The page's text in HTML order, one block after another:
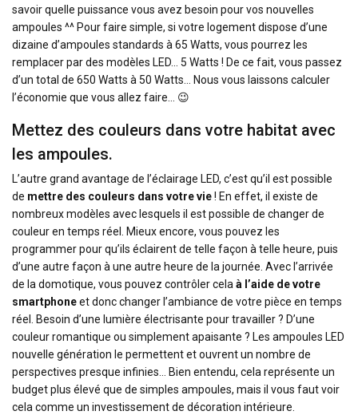
savoir quelle puissance vous avez besoin pour vos nouvelles
ampoules ^^ Pour faire simple, si votre logement dispose d’une
dizaine d’ampoules standards à 65 Watts, vous pourrez les
remplacer par des modèles LED… 5 Watts ! De ce fait, vous passez
d’un total de 650 Watts à 50 Watts… Nous vous laissons calculer
l’économie que vous allez faire… 😉
Mettez des couleurs dans votre habitat avec
les ampoules.
L’autre grand avantage de l’éclairage LED, c’est qu’il est possible
de mettre des couleurs dans votre vie! En effet, il existe de
nombreux modèles avec lesquels il est possible de changer de
couleur en temps réel. Mieux encore, vous pouvez les
programmer pour qu’ils éclairent de telle façon à telle heure, puis
d’une autre façon à une autre heure de la journée. Avec l’arrivée
de la domotique, vous pouvez contrôler cela à l’aide de votre
smartphoneet donc changer l’ambiance de votre pièce en temps
réel. Besoin d’une lumière électrisante pour travailler ? D’une
couleur romantique ou simplement apaisante ? Les ampoules LED
nouvelle génération le permettent et ouvrent un nombre de
perspectives presque infinies… Bien entendu, cela représente un
budget plus élevé que de simples ampoules, mais il vous faut voir
cela comme un investissement de décoration intérieure.